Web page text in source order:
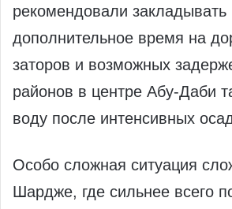
рекомендовали закладывать
дополнительное время на
заторов и возможных
районов в центре Абу‑Даби
воду после интенсивных
Особо сложная ситуация
Шардже, где сильнее всего